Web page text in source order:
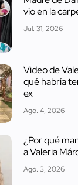
vio en la
Jul. 31, 2026
Video de
qué habría
ex
Ago. 4, 2026
¿Por qué
a Valeria
Ago. 3, 2026